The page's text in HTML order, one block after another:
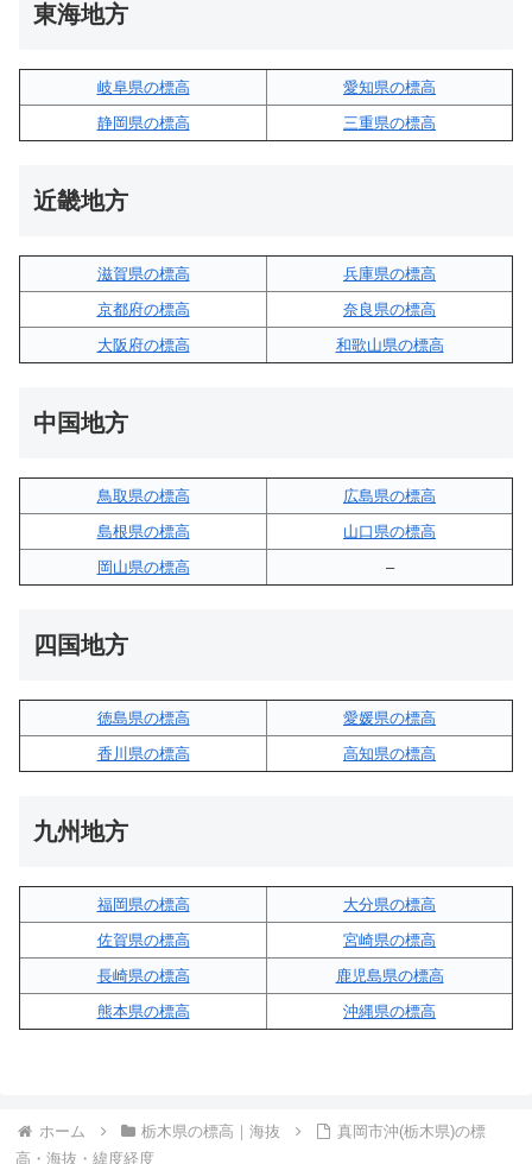
東海地方
岐阜県の標高
愛知県の標高
静岡県の標高
三重県の標高
近畿地方
滋賀県の標高
兵庫県の標高
京都府の標高
奈良県の標高
大阪府の標高
和歌山県の標高
中国地方
鳥取県の標高
広島県の標高
島根県の標高
山口県の標高
岡山県の標高
–
四国地方
徳島県の標高
愛媛県の標高
香川県の標高
高知県の標高
九州地方
福岡県の標高
大分県の標高
佐賀県の標高
宮崎県の標高
長崎県の標高
鹿児島県の標高
熊本県の標高
沖縄県の標高
ホーム 栃木県の標高｜海抜
真岡市沖(栃木県)の標
高・海抜・緯度経度